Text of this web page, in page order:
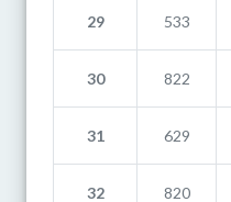
29 533
30 822
31 629
32 820